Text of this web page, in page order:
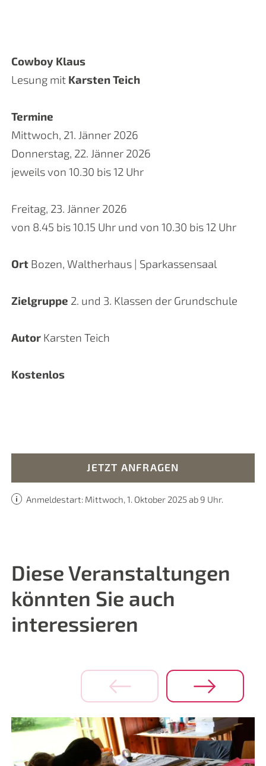
Cowboy Klaus
Lesung mit Karsten Teich
Termine
Mittwoch, 21. Jänner 2026
Donnerstag, 22. Jänner 2026
jeweils von 10.30 bis 12 Uhr
Freitag, 23. Jänner 2026
von 8.45 bis 10.15 Uhr und von 10.30 bis 12 Uhr
Ort Bozen, Waltherhaus | Sparkassensaal
Zielgruppe 2. und 3. Klassen der Grundschule
Autor Karsten Teich
Kostenlos
JETZT ANFRAGEN
Anmeldestart: Mittwoch, 1. Oktober 2025 ab 9 Uhr.
Diese Veranstaltungen
könnten Sie auch
interessieren